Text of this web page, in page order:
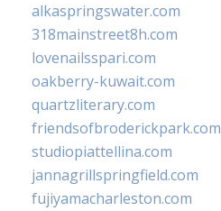
alkaspringswater.com
318mainstreet8h.com
lovenailsspari.com
oakberry-kuwait.com
quartzliterary.com
friendsofbroderickpark.com
studiopiattellina.com
jannagrillspringfield.com
fujiyamacharleston.com